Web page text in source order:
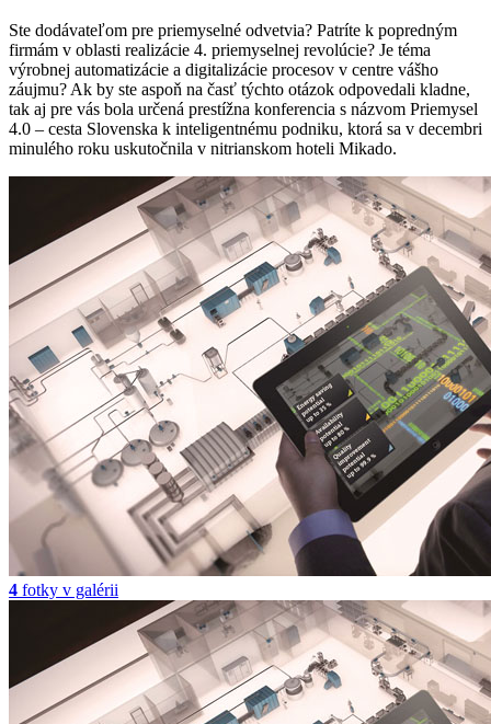
Ste dodávateľom pre priemyselné odvetvia? Patríte k popredným
firmám v oblasti realizácie 4. priemyselnej revolúcie? Je téma
výrobnej automatizácie a digitalizácie procesov v centre vášho
záujmu? Ak by ste aspoň na časť týchto otázok odpovedali kladne,
tak aj pre vás bola určená prestížna konferencia s názvom Priemysel
4.0 – cesta Slovenska k inteligentnému podniku, ktorá sa v decembri
minulého roku uskutočnila v nitrianskom hoteli Mikado.
4 fotky v galérii